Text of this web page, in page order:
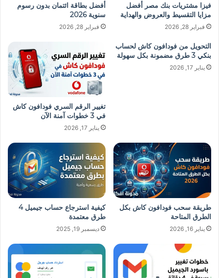
فيزا مشتريات بنك مصر أفضل
مزايا التقسيط والعروض والهداية
فبراير 28, 2026
أفضل بطاقة ائتمان بدون رسوم
سنوية 2026
فبراير 28, 2026
التحويل من فودافون كاش لحساب
بنكي 3 طرق مضمونة بكل سهولة
يناير 17, 2026
تغيير الرقم السري فودافون كاش
في 3 خطوات آمنة الآن
يناير 17, 2026
طريقة سحب فودافون كاش بكل
الطرق المتاحة
يناير 16, 2026
كيفية استرجاع حساب جيميل 4
طرق معتمدة
ديسمبر 19, 2025